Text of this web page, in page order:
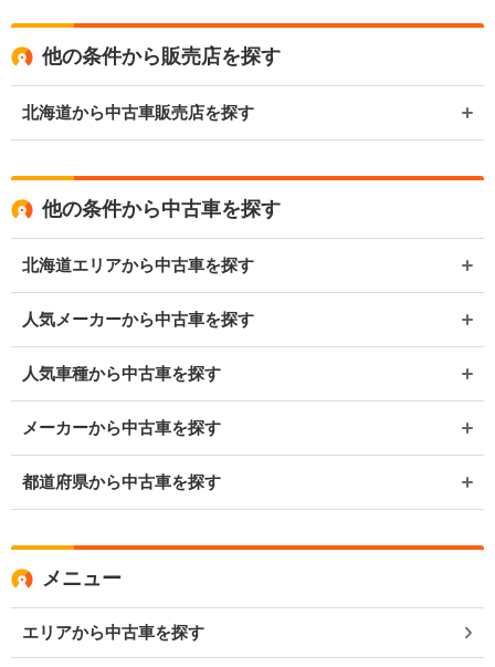
他の条件から販売店を探す
北海道から中古車販売店を探す
他の条件から中古車を探す
北海道エリアから中古車を探す
人気メーカーから中古車を探す
人気車種から中古車を探す
メーカーから中古車を探す
都道府県から中古車を探す
メニュー
エリアから中古車を探す